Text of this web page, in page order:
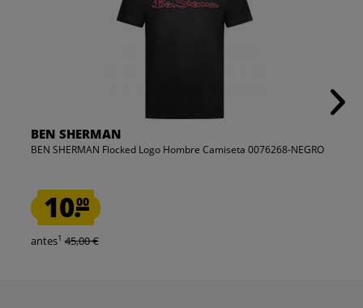
BEN SHERMAN
BEN SHERMAN Flocked Logo Hombre Camiseta 0076268-NEGRO
10.00
antes1 45,00 €